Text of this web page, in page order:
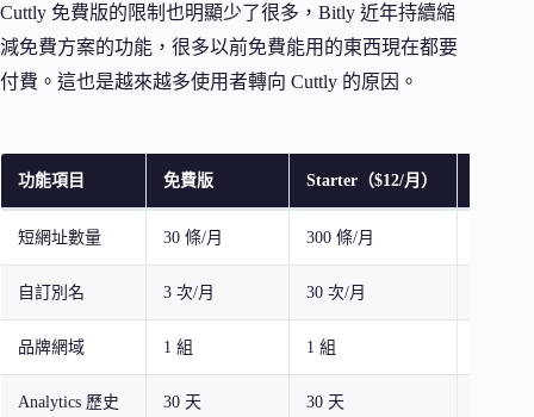
Cuttly 免費版的限制也明顯少了很多，Bitly 近年持續縮
減免費方案的功能，很多以前免費能用的東西現在都要
付費。這也是越來越多使用者轉向 Cuttly 的原因。
功能項目 免費版 Starter（$12/月）
短網址數量 30 條/月 300 條/月
自訂別名 3 次/月 30 次/月
品牌網域 1 組 1 組
Analytics 歷史 30 天 30 天